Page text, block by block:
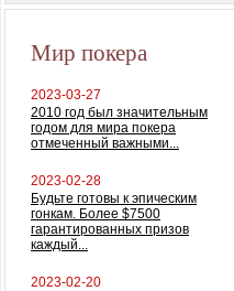
Мир покера
2023-03-27
2010 год был значительным
годом для мира покера
отмеченный важными...
2023-02-28
Будьте готовы к эпическим
гонкам. Более $7500
гарантированных призов
каждый...
2023-02-20